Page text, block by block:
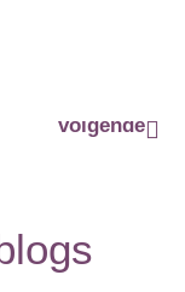
volgende